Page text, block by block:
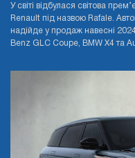
У світі відбулася світова
Renault під назвою Rafale.
надійде у продаж навесні
Benz GLC Coupe, BMW X4 та